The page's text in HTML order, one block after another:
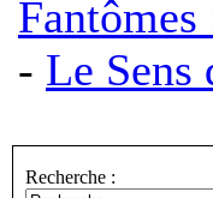
- Le
Recherche :